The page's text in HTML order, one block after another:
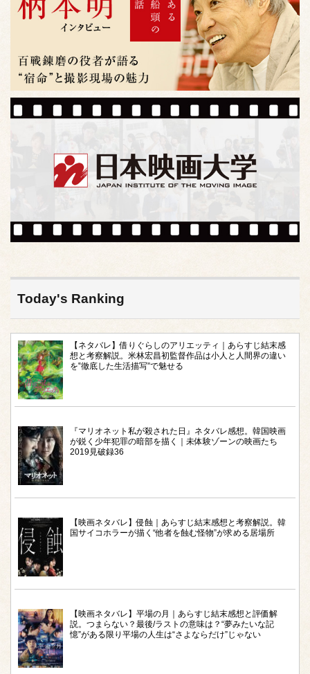
Today's Ranking
【ネタバレ】借りぐらしのアリエッティ｜あらすじ結末感
想と考察解説。米林宏昌初監督作品は小人と人間界の違い
を‟徹底した生活描写”で魅せる
『マリオネット私が殺された日』ネタバレ感想。韓国映画
が鋭く少年犯罪の暗部を描く｜未体験ゾーンの映画たち
2019見破録36
【映画ネタバレ】侵蝕｜あらすじ結末感想と考察解説。韓
国サイコホラーが描く“他者を蝕む怪物”が求める居場所
【映画ネタバレ】平場の月｜あらすじ結末感想と評価解
説。つまらない？最後/ラストの意味は？“夢みたいな記
憶”がある限り平場の人生は“さよならだけ”じゃない